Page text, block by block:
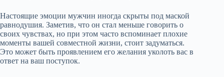
Настоящие эмоции мужчин иногда скрыты под маской
равнодушия. Заметив, что он стал меньше говорить о
своих чувствах, но при этом часто вспоминает плохие
моменты вашей совместной жизни, стоит задуматься.
Это может быть проявлением его желания уколоть вас в
ответ на ваш поступок.